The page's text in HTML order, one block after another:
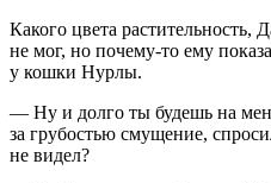
Какого цвета растительность,
не мог, но почему-то ему
у кошки Нурлы.
— Ну и долго ты будешь на
за грубостью смущение,
не видел?